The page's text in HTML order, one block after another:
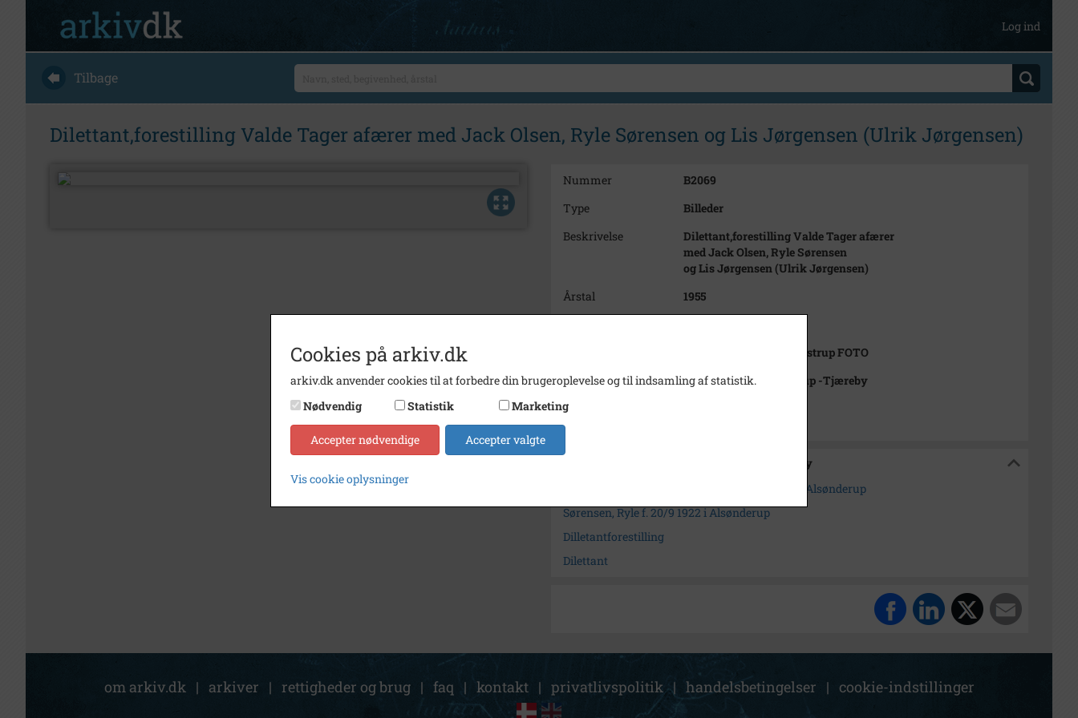
Log ind
Tilbage
Dilettant,forestilling Valde Tager afærer med Jack Olsen, Ryle Sørensen og Lis Jørgensen (Ulrik Jørgensen)
Nummer
B2069
Type
Billeder
Beskrivelse
Dilettant,forestilling Valde Tager afærer
med Jack Olsen, Ryle Sørensen
og Lis Jørgensen (Ulrik Jørgensen)
Årstal
1955
Staunstrup, Olaf, Staunstrup FOTO
Arkiv
Lokalarkivet Alsønderup -Tjæreby
Søg videre i Lokalarkivet Alsønderup -Tjæreby
Jørgensen, Lis f.9/12 1938 d.a. Ulrik Jørgensen Alsønderup
Sørensen, Ryle f. 20/9 1922 i Alsønderup
Dilletantforestilling
Dilettant
om arkiv.dk | arkiver | rettigheder og brug | faq | kontakt | privatlivspolitik | handelsbetingelser | cookie-indstillinger
Cookies på arkiv.dk
arkiv.dk anvender cookies til at forbedre din brugeroplevelse og til indsamling af statistik.
Nødvendig
Statistik Marketing
Accepter nødvendige Accepter valgte
Vis cookie oplysninger